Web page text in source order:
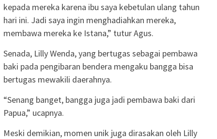
kepada mereka karena ibu saya kebetulan ulang tahun
hari ini. Jadi saya ingin menghadiahkan mereka,
membawa mereka ke Istana,” tutur Agus.
Senada, Lilly Wenda, yang bertugas sebagai pembawa
baki pada pengibaran bendera mengaku bangga bisa
bertugas mewakili daerahnya.
“Senang banget, bangga juga jadi pembawa baki dari
Papua,” ucapnya.
Meski demikian, momen unik juga dirasakan oleh Lilly